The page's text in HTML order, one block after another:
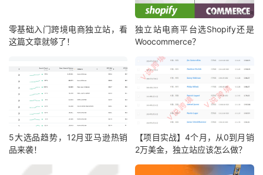
零基础入门跨境电商独立站，看
这篇文章就够了！
独立站电商平台选Shopify还是
Woocommerce？
5大选品趋势，12月亚马逊热销
品来袭！
【项目实战】4个月，从0到月销
2万美金，独立站应该怎么做？